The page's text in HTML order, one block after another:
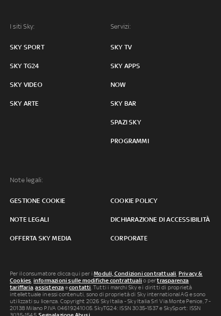
I siti Sky:
SKY SPORT
SKY TG24
SKY VIDEO
SKY ARTE
Servizi:
SKY TV
SKY APPS
NOW
SKY BAR
SPAZI SKY
PROGRAMMI
Note legali:
GESTIONE COOKIE COOKIE POLICY
NOTE LEGALI DICHIARAZIONE DI ACCESSIBILITÀ
OFFERTA SKY MEDIA CORPORATE
Per il consumatore clicca qui per iModuli, Condizioni contrattuali, Privacy &
Cookies, informazioni sulle modifiche contrattuali o pertrasparenza
tariffaria,assistenza econtatti. Tutti i marchi Sky e i diritti di proprietà
intellettuale in essi contenuti, sono di proprietà di Sky international AG e sono
utilizzati su licenza. Copyright 2026 Sky Italia - Sky Italia Srl Via Monte Penice, 7 -
20138 Milano P.IVA 04619241005. SkyTG24: ISSN 3035-1537 e SkySport: ISSN